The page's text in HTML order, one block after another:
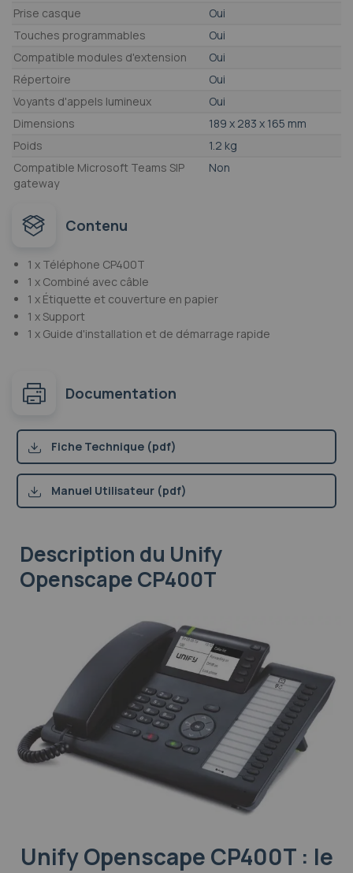
Prise casque
Oui
Touches programmables
Oui
Compatible modules d'extension
Oui
Répertoire
Oui
Voyants d'appels lumineux
Oui
Dimensions
189 x 283 x 165 mm
Poids
1.2 kg
Compatible Microsoft Teams SIP
gateway
Non
Contenu
1 x Téléphone CP400T
1 x Combiné avec câble
1 x Étiquette et couverture en papier
1 x Support
1 x Guide d'installation et de démarrage rapide
Documentation
Fiche Technique (pdf)
Manuel Utilisateur (pdf)
Description du Unify
Openscape CP400T
Unify Openscape CP400T : le